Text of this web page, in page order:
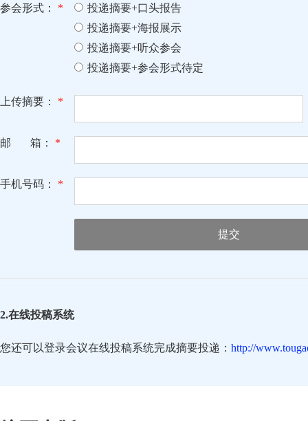
参会形式： *
投递摘要+口头报告
投递摘要+海报展示
投递摘要+听众参会
投递摘要+参会形式待定
上传摘要： *
邮 箱： *
手机号码： *
提交
2.在线投稿系统
您还可以登录会议在线投稿系统完成摘要投递： http://